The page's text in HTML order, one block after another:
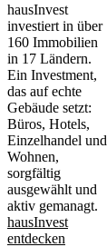
hausInvest
investiert in über
160 Immobilien
in 17 Ländern.
Ein Investment,
das auf echte
Gebäude setzt:
Büros, Hotels,
Einzelhandel und
Wohnen,
sorgfältig
ausgewählt und
aktiv gemanagt.
hausInvest
entdecken